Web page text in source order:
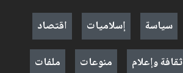
سياسة إسلاميات
اقتصاد
ثقافة وإعلام منوعات ملفات